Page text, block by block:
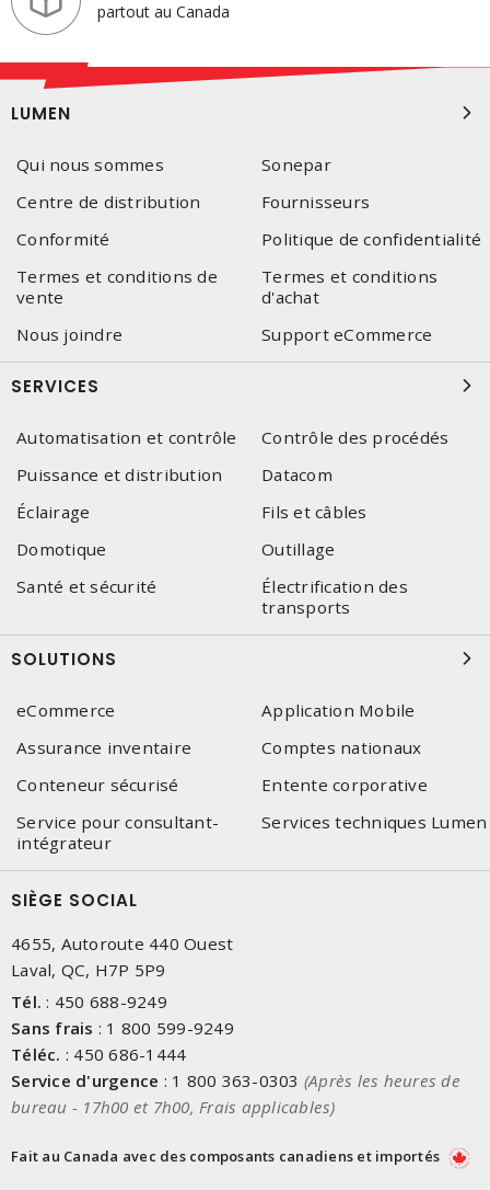
partout au Canada
LUMEN
Qui nous sommes
Sonepar
Centre de distribution
Fournisseurs
Conformité
Politique de confidentialité
Termes et conditions de
vente
Termes et conditions
d'achat
Nous joindre
Support eCommerce
SERVICES
Automatisation et contrôle
Contrôle des procédés
Puissance et distribution
Datacom
Éclairage
Fils et câbles
Domotique
Outillage
Santé et sécurité
Électrification des
transports
SOLUTIONS
eCommerce
Application Mobile
Assurance inventaire
Comptes nationaux
Conteneur sécurisé
Entente corporative
Service pour consultant-
intégrateur
Services techniques Lumen
SIÈGE SOCIAL
4655, Autoroute 440 Ouest
Laval, QC, H7P 5P9
Tél. : 450 688-9249
Sans frais : 1 800 599-9249
Téléc. : 450 686-1444
Service d'urgence : 1 800 363-0303 (Après les heures de
bureau - 17h00 et 7h00, Frais applicables)
Fait au Canada avec des composants canadiens et importés